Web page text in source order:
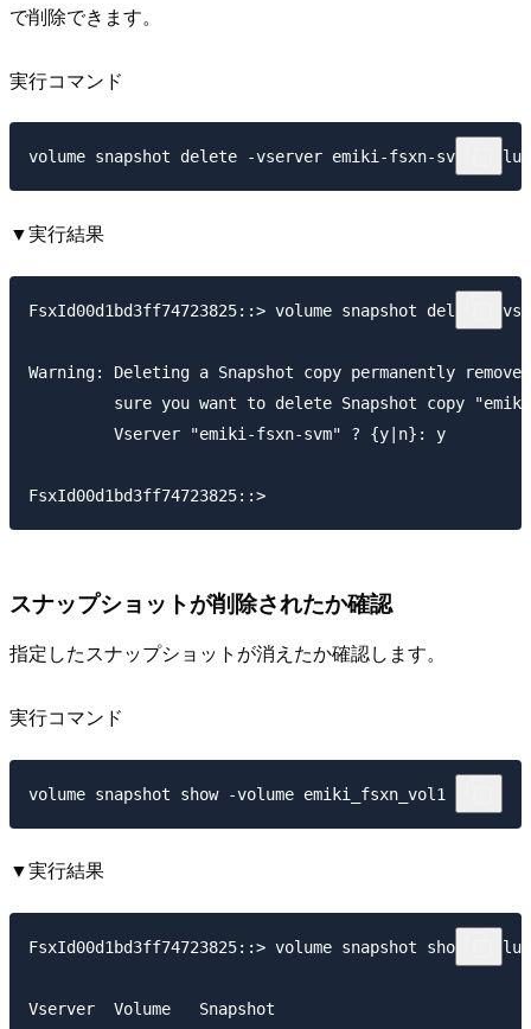
で削除できます。
実行コマンド
▼実行結果
FsxId00d1bd3ff74723825::> volume snapshot delete -
Warning: Deleting a Snapshot copy permanently
sure you want to delete Snapshot copy
         Vserver "emiki-fsxn-svm" ? {y|n}: y
スナップショットが削除されたか確認
指定したスナップショットが消えたか確認します。
実行コマンド
▼実行結果
FsxId00d1bd3ff74723825::> volume snapshot show -
Vserver  Volume   Snapshot